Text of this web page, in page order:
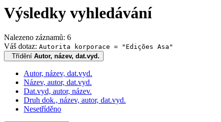
Výsledky vyhledávání
Nalezeno záznamů: 6
Váš dotaz: Autorita korporace = "Edições Asa"
Třídění Autor, název, dat.vyd.
Autor, název, dat.vyd.
Název, autor, dat.vyd.
Dat.vyd, autor, název.
Druh dok., název, autor, dat.vyd.
Nesetříděno